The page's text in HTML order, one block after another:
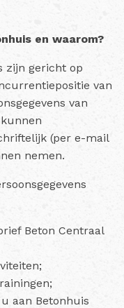
en waarom?
zijn gericht op
van
van
(per e-mail
nemen.
Beton Centraal
aan Betonhuis